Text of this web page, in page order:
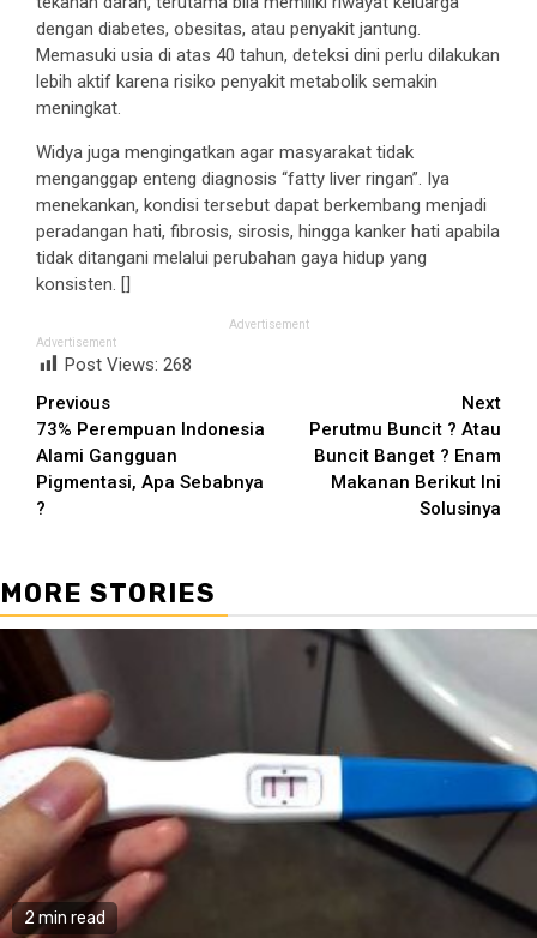
dengan diabetes, obesitas, atau penyakit jantung.
Memasuki usia di atas 40 tahun, deteksi dini perlu dilakukan
lebih aktif karena risiko penyakit metabolik semakin
meningkat.
Widya juga mengingatkan agar masyarakat tidak
menganggap enteng diagnosis “fatty liver ringan”. Iya
menekankan, kondisi tersebut dapat berkembang menjadi
peradangan hati, fibrosis, sirosis, hingga kanker hati apabila
tidak ditangani melalui perubahan gaya hidup yang
konsisten. []
Advertisement
Advertisement
Post Views: 268
Continue
Reading
Previous
73% Perempuan Indonesia
Alami Gangguan
Pigmentasi, Apa Sebabnya
?
Next
Perutmu Buncit ? Atau
Buncit Banget ? Enam
Makanan Berikut Ini
Solusinya
MORE STORIES
2 min read